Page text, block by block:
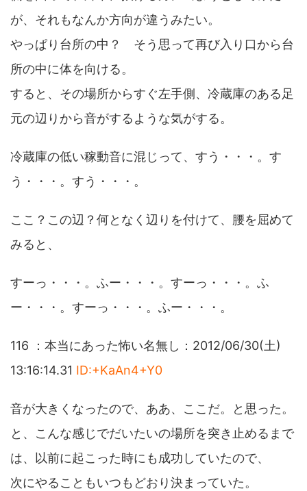
が、それもなんか方向が違うみたい。
やっぱり台所の中？ そう思って再び入り口から台
所の中に体を向ける。
すると、その場所からすぐ左手側、冷蔵庫のある足
元の辺りから音がするような気がする。
冷蔵庫の低い稼動音に混じって、すう・・・。す
う・・・。すう・・・。
ここ？この辺？何となく辺りを付けて、腰を屈めて
みると、
すーっ・・・。ふー・・・。すーっ・・・。ふ
ー・・・。すーっ・・・。ふー・・・。
116 ：本当にあった怖い名無し：2012/06/30(土)
13:16:14.31 ID:+KaAn4+Y0
音が大きくなったので、ああ、ここだ。と思った。
と、こんな感じでだいたいの場所を突き止めるまで
は、以前に起こった時にも成功していたので、
次にやることもいつもどおり決まっていた。